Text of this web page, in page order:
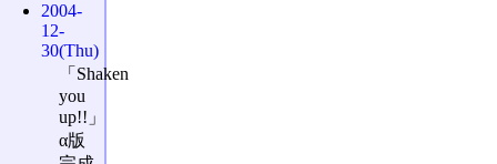
2004-
12-
30(Thu)
「Shaken
you
up!!」
α版